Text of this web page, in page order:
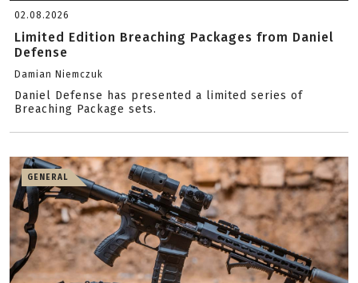
02.08.2026
Limited Edition Breaching Packages from Daniel
Defense
Damian Niemczuk
Daniel Defense has presented a limited series of
Breaching Package sets.
GENERAL